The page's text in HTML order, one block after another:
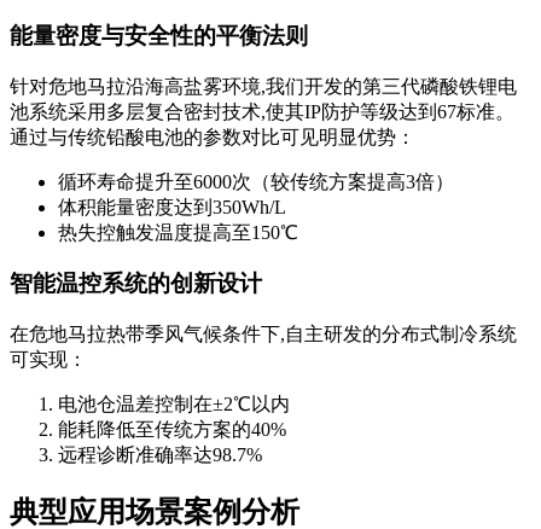
能量密度与安全性的平衡法则
针对危地马拉沿海高盐雾环境,我们开发的第三代磷酸铁锂电
池系统采用多层复合密封技术,使其IP防护等级达到67标准。
通过与传统铅酸电池的参数对比可见明显优势：
循环寿命提升至6000次（较传统方案提高3倍）
体积能量密度达到350Wh/L
热失控触发温度提高至150℃
智能温控系统的创新设计
在危地马拉热带季风气候条件下,自主研发的分布式制冷系统
可实现：
电池仓温差控制在±2℃以内
能耗降低至传统方案的40%
远程诊断准确率达98.7%
典型应用场景案例分析